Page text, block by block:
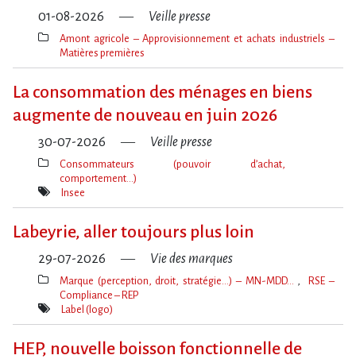
01-08-2026 Veille presse
Thèmes(s)
Amont agricole – Approvisionnement et achats industriels –
Matières premières
La consommation des ménages en biens
augmente de nouveau en juin 2026
30-07-2026 Veille presse
Thèmes(s)
Consommateurs (pouvoir d’achat,
comportement…)
Mot(s)-
Insee
Labeyrie, aller toujours plus loin
29-07-2026 Vie des marques
Thèmes(s)
Marque (perception, droit, stratégie…) – MN-MDD…
RSE –
Compliance – REP
Mot(s)-
Label (logo)
HEP, nouvelle boisson fonctionnelle de